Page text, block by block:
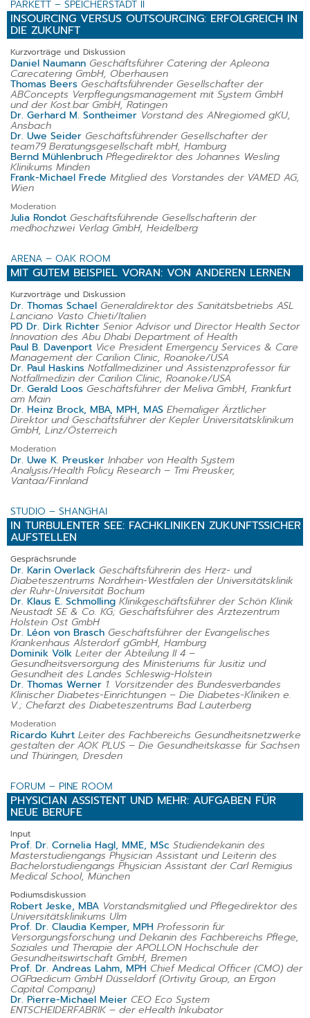
PARKETT – SPEICHERSTADT II
INSOURCING VERSUS OUTSOURCING: ERFOLGREICH IN
DIE ZUKUNFT
Kurzvorträge und Diskussion
Daniel Naumann Geschäftsführer Catering der Apleona
Carecatering GmbH, Oberhausen
Thomas Beers Geschäftsführender Gesellschafter der
ABConcepts Verpflegungsmanagement mit System GmbH
und der Kost.bar GmbH, Ratingen
Dr. Gerhard M. Sontheimer Vorstand des ANregiomed gKU,
Ansbach
Dr. Uwe Seider Geschäftsführender Gesellschafter der
team79 Beratungsgesellschaft mbH, Hamburg
Bernd Mühlenbruch Pflegedirektor des Johannes Wesling
Klinikums Minden
Frank-Michael Frede Mitglied des Vorstandes der VAMED AG,
Wien
Moderation
Julia Rondot Geschäftsführende Gesellschafterin der
medhochzwei Verlag GmbH, Heidelberg
ARENA – OAK ROOM
MIT GUTEM BEISPIEL VORAN: VON ANDEREN LERNEN
Kurzvorträge und Diskussion
Dr. Thomas Schael Generaldirektor des Sanitätsbetriebs ASL
Lanciano Vasto Chieti/Italien
PD Dr. Dirk Richter Senior Advisor und Director Health Sector
Innovation des Abu Dhabi Department of Health
Paul B. Davenport Vice President Emergency Services & Care
Management der Carilion Clinic, Roanoke/USA
Dr. Paul Haskins Notfallmediziner und Assistenzprofessor für
Notfallmedizin der Carilion Clinic, Roanoke/USA
Dr. Gerald Loos Geschäftsführer der Meliva GmbH, Frankfurt
am Main
Dr. Heinz Brock, MBA, MPH, MAS Ehemaliger Ärztlicher
Direktor und Geschäftsführer der Kepler Universitätsklinikum
GmbH, Linz/Österreich
Moderation
Dr. Uwe K. Preusker Inhaber von Health System
Analysis/Health Policy Research – Tmi Preusker,
Vantaa/Finnland
STUDIO – SHANGHAI
IN TURBULENTER SEE: FACHKLINIKEN ZUKUNFTSSICHER
AUFSTELLEN
Gesprächsrunde
Dr. Karin Overlack Geschäftsführerin des Herz- und
Diabeteszentrums Nordrhein-Westfalen der Universitätsklinik
der Ruhr-Universität Bochum
Dr. Klaus E. Schmolling Klinikgeschäftsführer der Schön Klinik
Neustadt SE & Co. KG; Geschäftsführer des Ärztezentrum
Holstein Ost GmbH
Dr. Léon von Brasch Geschäftsführer der Evangelisches
Krankenhaus Alsterdorf gGmbH, Hamburg
Dominik Völk Leiter der Abteilung II 4 –
Gesundheitsversorgung des Ministeriums für Jusitiz und
Gesundheit des Landes Schleswig-Holstein
Dr. Thomas Werner 1. Vorsitzender des Bundesverbandes
Klinischer Diabetes-Einrichtungen – Die Diabetes-Kliniken e.
V.; Chefarzt des Diabeteszentrums Bad Lauterberg
Moderation
Ricardo Kuhrt Leiter des Fachbereichs Gesundheitsnetzwerke
gestalten der AOK PLUS – Die Gesundheitskasse für Sachsen
und Thüringen, Dresden
FORUM – PINE ROOM
PHYSICIAN ASSISTENT UND MEHR: AUFGABEN FÜR
NEUE BERUFE
Input
Prof. Dr. Cornelia Hagl, MME, MSc Studiendekanin des
Masterstudiengangs Physician Assistant und Leiterin des
Bachelorstudiengangs Physician Assistant der Carl Remigius
Medical School, München
Podiumsdiskussion
Robert Jeske, MBA Vorstandsmitglied und Pflegedirektor des
Universitätsklinikums Ulm
Prof. Dr. Claudia Kemper, MPH Professorin für
Versorgungsforschung und Dekanin des Fachbereichs Pflege,
Soziales und Therapie der APOLLON Hochschule der
Gesundheitswirtschaft GmbH, Bremen
Prof. Dr. Andreas Lahm, MPH Chief Medical Officer (CMO) der
OGPaedicum GmbH Düsseldorf (Ortivity Group, an Ergon
Capital Company)
Dr. Pierre-Michael Meier CEO Eco System
ENTSCHEIDERFABRIK – der eHealth Inkubator